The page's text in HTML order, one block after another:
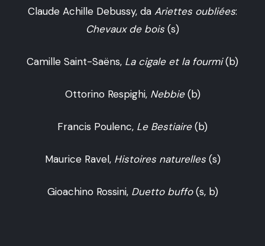
Claude Achille Debussy, da Ariettes oubliées:
Chevaux de bois (s)
Camille Saint-Saëns, La cigale et la fourmi(b)
Ottorino Respighi, Nebbie(b)
Francis Poulenc, Le Bestiaire(b)
Maurice Ravel, Histoires naturelles(s)
Gioachino Rossini, Duetto buffo(s, b)